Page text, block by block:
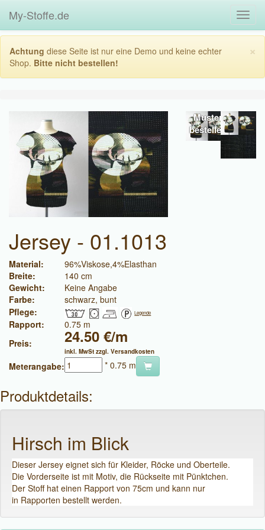
My-Stoffe.de
×
Achtung diese Seite ist nur eine Demo und keine echter
Shop. Bitte nicht bestellen!
Muster
bestellen
Jersey - 01.1013
Material:
96%Viskose,4%Elasthan
Breite:
140 cm
Gewicht:
Keine Angabe
Farbe:
schwarz, bunt
Pflege:
Legende
Rapport:
0.75 m
Preis:
24.50 €/m
inkl. MwSt zzgl. Versandkosten
Meterangabe: * 0.75 m
Produktdetails:
Hirsch im Blick
Dieser Jersey eignet sich für Kleider, Röcke und Oberteile.
Die Vorderseite ist mit Motiv, die Rückseite mit Pünktchen.
Der Stoff hat einen Rapport von 75cm und kann nur
in Rapporten bestellt werden.